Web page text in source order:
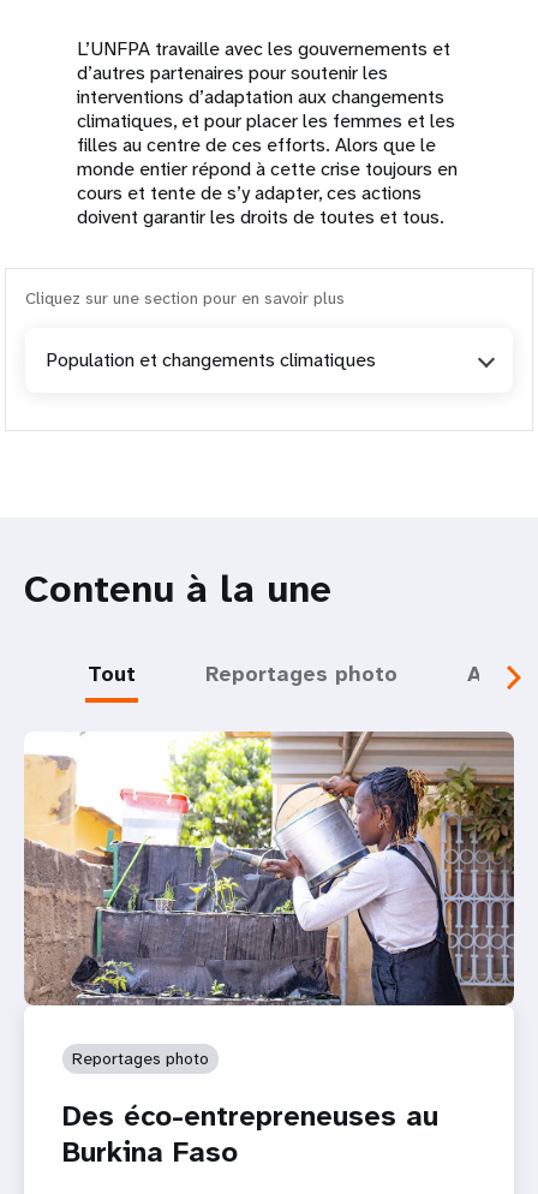
L’UNFPA travaille avec les gouvernements et
d’autres partenaires pour soutenir les
interventions d’adaptation aux changements
climatiques, et pour placer les femmes et les
filles au centre de ces efforts. Alors que le
monde entier répond à cette crise toujours en
cours et tente de s’y adapter, ces actions
doivent garantir les droits de toutes et tous.
Cliquez sur une section pour en savoir plus
Population et changements climatiques
Contenu à la une
Tout Reportages photo
Reportages photo
Des éco-entrepreneuses au
Burkina Faso